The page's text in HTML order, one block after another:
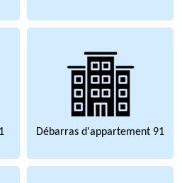
Débarras d'appartement 91